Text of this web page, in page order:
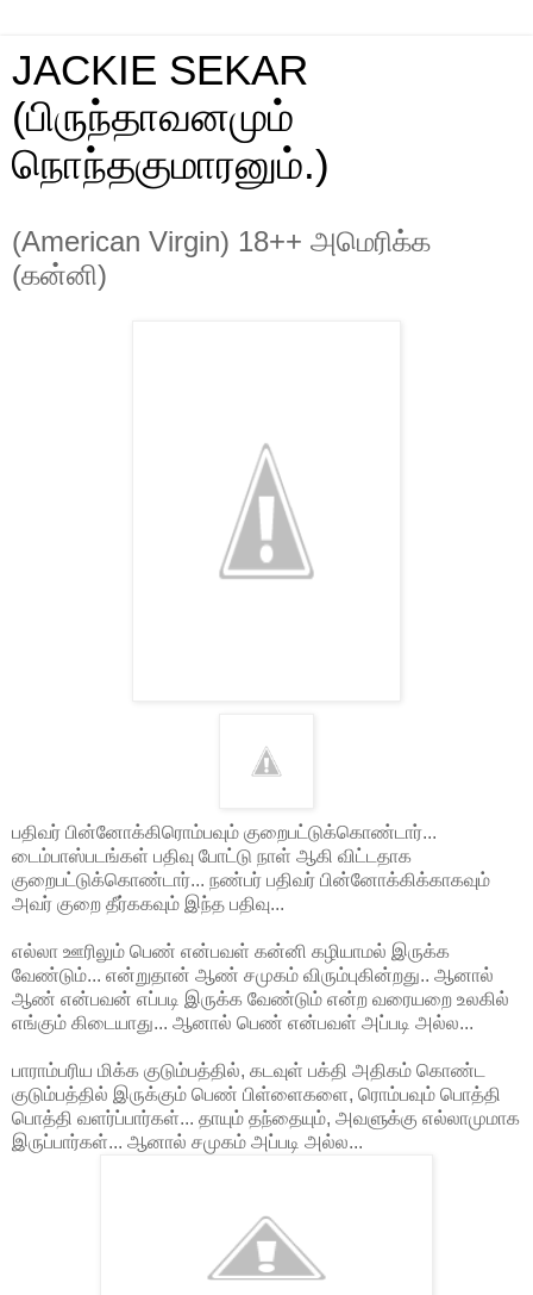
JACKIE SEKAR
(பிருந்தாவனமும்
நொந்தகுமாரனும்.)
(American Virgin) 18++ அமெரிக்க
(கன்னி)
பதிவர் பின்னோக்கிரொம்பவும் குறைபட்டுக்கொண்டார்...
டைம்பாஸ்படங்கள் பதிவு போட்டு நாள் ஆகி விட்டதாக
குறைபட்டுக்கொண்டார்... நண்பர் பதிவர் பின்னோக்கிக்காகவும்
அவர் குறை தீர்ககவும் இந்த பதிவு...
எல்லா ஊரிலும் பெண் என்பவள் கன்னி கழியாமல் இருக்க
வேண்டும்... என்றுதான் ஆண் சமுகம் விரும்புகின்றது.. ஆனால்
ஆண் என்பவன் எப்படி இருக்க வேண்டும் என்ற வரையறை உலகில்
எங்கும் கிடையாது... ஆனால் பெண் என்பவள் அப்படி அல்ல...
பாராம்பரிய மிக்க குடும்பத்தில், கடவுள் பக்தி அதிகம் கொண்ட
குடும்பத்தில் இருக்கும் பெண் பிள்ளைகளை, ரொம்பவும் பொத்தி
பொத்தி வளர்ப்பார்கள்... தாயும் தந்தையும், அவளுக்கு எல்லாமுமாக
இருப்பார்கள்... ஆனால் சமுகம் அப்படி அல்ல...